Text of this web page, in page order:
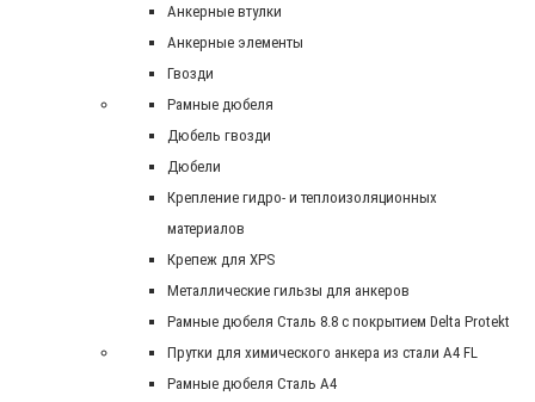
Анкерные втулки
Анкерные элементы
Гвозди
Рамные дюбеля
Дюбель гвозди
Дюбели
Крепление гидро- и теплоизоляционных
материалов
Крепеж для XPS
Металлические гильзы для анкеров
Рамные дюбеля Сталь 8.8 с покрытием Delta Protekt
Прутки для химического анкера из стали А4 FL
Рамные дюбеля Сталь A4